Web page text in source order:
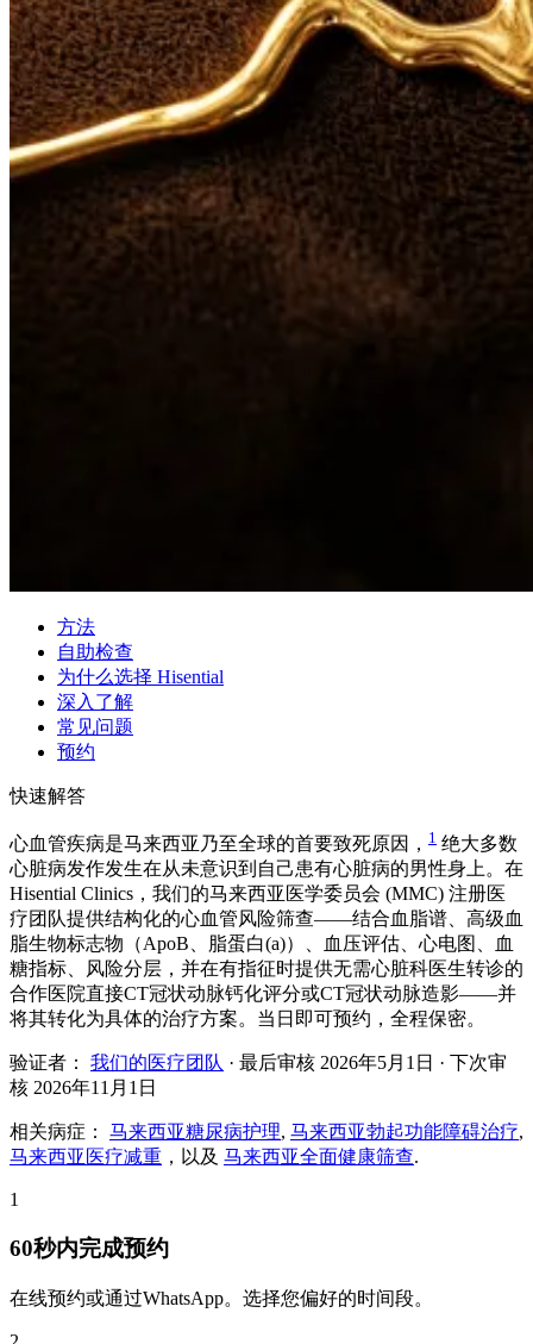
方法
自助检查
为什么选择 Hisential
深入了解
常见问题
预约
快速解答
心血管疾病是马来西亚乃至全球的首要致死原因， 1 绝大多数
心脏病发作发生在从未意识到自己患有心脏病的男性身上。在
Hisential Clinics，我们的马来西亚医学委员会 (MMC) 注册医
疗团队提供结构化的心血管风险筛查——结合血脂谱、高级血
脂生物标志物（ApoB、脂蛋白(a)）、血压评估、心电图、血
糖指标、风险分层，并在有指征时提供无需心脏科医生转诊的
合作医院直接CT冠状动脉钙化评分或CT冠状动脉造影——并
将其转化为具体的治疗方案。当日即可预约，全程保密。
验证者： 我们的医疗团队 · 最后审核 2026年5月1日 · 下次审
核 2026年11月1日
相关病症： 马来西亚糖尿病护理, 马来西亚勃起功能障碍治疗,
马来西亚医疗减重 ，以及 马来西亚全面健康筛查.
1
60秒内完成预约
在线预约或通过WhatsApp。选择您偏好的时间段。